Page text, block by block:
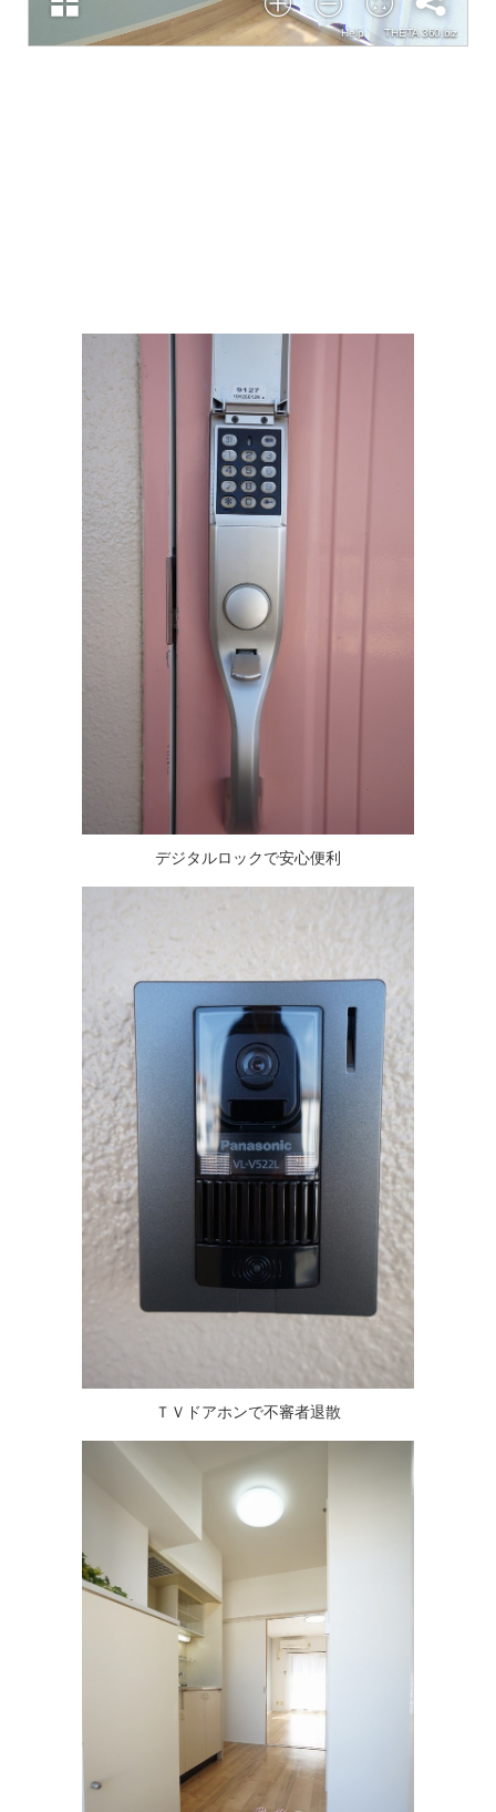
デジタルロックで安心便利
ＴＶドアホンで不審者退散